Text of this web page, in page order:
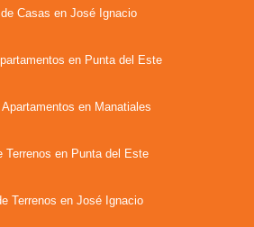
Casas en José Ignacio
en Punta del Este
en Manatiales
Terrenos en Punta del Este
Terrenos en José Ignacio